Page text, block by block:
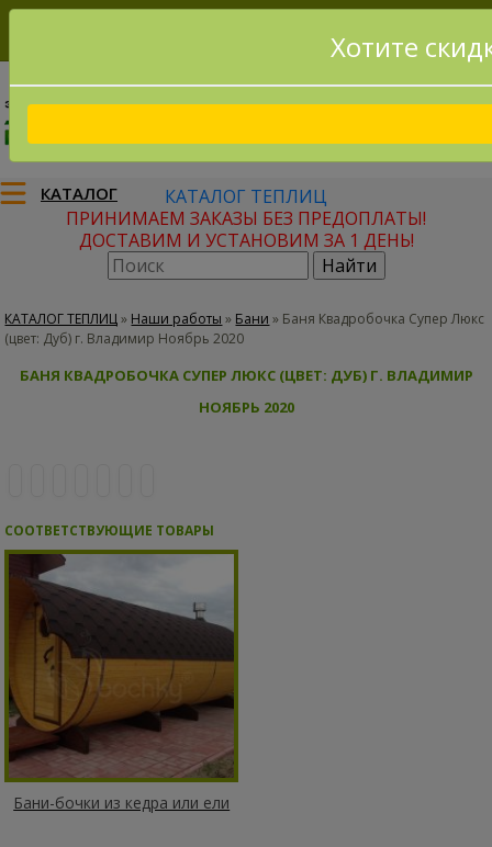
8(915)795-56-02
КАТАЛОГ
КАТАЛОГ ТЕПЛИЦ
ПРИНИМАЕМ ЗАКАЗЫ БЕЗ ПРЕДОПЛАТЫ!
ДОСТАВИМ И УСТАНОВИМ ЗА 1 ДЕНЬ!
КАТАЛОГ ТЕПЛИЦ» Наши работы » Бани » Баня Квадробочка Супер Люкс
(цвет: Дуб) г. Владимир Ноябрь 2020
БАНЯ КВАДРОБОЧКА СУПЕР ЛЮКС (ЦВЕТ: ДУБ) Г. ВЛАДИМИР
НОЯБРЬ 2020
СООТВЕТСТВУЮЩИЕ ТОВАРЫ
Бани-бочки из кедра или ели
Хотите